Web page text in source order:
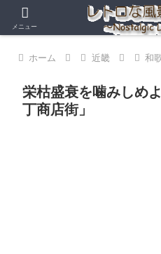
ホーム 近畿 和
栄枯盛衰を噛みしめ
丁商店街」
メニュー